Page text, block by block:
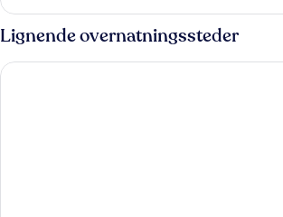
Duas
Camas
de
Solteiro
Lignende overnatningssteder
Pousada Sinhá Olímpia